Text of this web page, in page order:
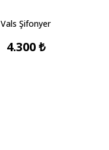
Vals Şifonyer
4.300 ₺